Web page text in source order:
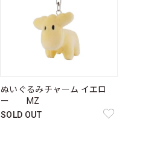
ぬいぐるみチャーム イエロ
ー MZ
SOLD OUT